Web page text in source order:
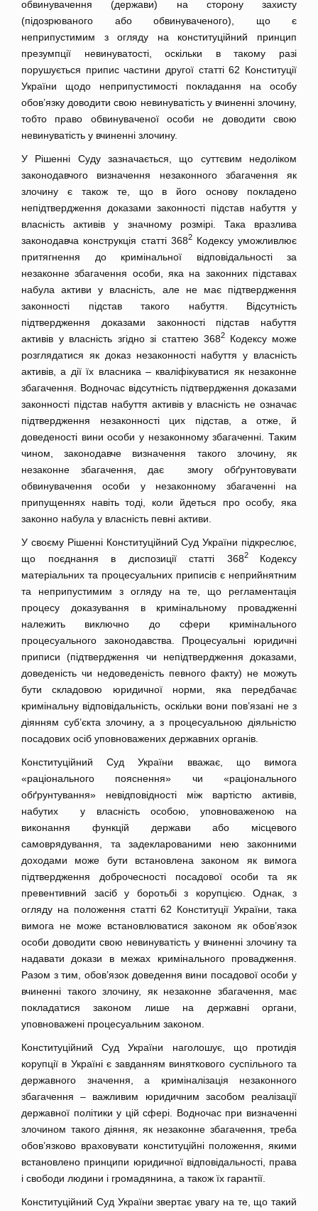
обвинувачення (держави) на сторону захисту
(підозрюваного або обвинуваченого), що є
неприпустимим з огляду на конституційний принцип
презумпції невинуватості, оскільки в такому разі
порушується припис частини другої статті 62 Конституції
України щодо неприпустимості покладання на особу
обов’язку доводити свою невинуватість у вчиненні злочину,
тобто право обвинуваченої особи не доводити свою
невинуватість у вчиненні злочину.
У Рішенні Суду зазначається, що суттєвим недоліком
законодавчого визначення незаконного збагачення як
злочину є також те, що в його основу покладено
непідтвердження доказами законності підстав набуття у
власність активів у значному розмірі. Така вразлива
законодавча конструкція статті 3682 Кодексу уможливлює
притягнення до кримінальної відповідальності за
незаконне збагачення особи, яка на законних підставах
набула активи у власність, але не має підтвердження
законності підстав такого набуття. Відсутність
підтвердження доказами законності підстав набуття
активів у власність згідно зі статтею 3682
Кодексу може
розглядатися як доказ незаконності набуття у власність
активів, а дії їх власника – кваліфікуватися як незаконне
збагачення. Водночас відсутність підтвердження доказами
законності підстав набуття активів у власність не означає
підтвердження незаконності цих підстав, а отже, й
доведеності вини особи у незаконному збагаченні. Таким
чином, законодавче визначення такого злочину, як
незаконне збагачення, дає змогу обґрунтовувати
обвинувачення особи у незаконному збагаченні на
припущеннях навіть тоді, коли йдеться про особу, яка
законно набула у власність певні активи.
У своєму Рішенні Конституційний Суд України підкреслює,
що поєднання в диспозиції статті 3682 Кодексу
матеріальних та процесуальних приписів є неприйнятним
та неприпустимим з огляду на те, що регламентація
процесу доказування в кримінальному провадженні
належить виключно до сфери кримінального
процесуального законодавства. Процесуальні юридичні
приписи (підтвердження чи непідтвердження доказами,
доведеність чи недоведеність певного факту) не можуть
бути складовою юридичної норми, яка передбачає
кримінальну відповідальність, оскільки вони пов’язані не з
діянням суб’єкта злочину, а з процесуальною діяльністю
посадових осіб уповноважених державних органів.
Конституційний Суд України вважає, що вимога
«раціонального пояснення» чи «раціонального
обґрунтування» невідповідності між вартістю активів,
набутих у власність особою, уповноваженою на
виконання функцій держави або місцевого
самоврядування, та задекларованими нею законними
доходами може бути встановлена законом як вимога
підтвердження доброчесності посадової особи та як
превентивний засіб у боротьбі з корупцією. Однак, з
огляду на положення статті 62 Конституції України, така
вимога не може встановлюватися законом як обов’язок
особи доводити свою невинуватість у вчиненні злочину та
надавати докази в межах кримінального провадження.
Разом з тим, обов’язок доведення вини посадової особи у
вчиненні такого злочину, як незаконне збагачення, має
покладатися законом лише на державні органи,
уповноважені процесуальним законом.
Конституційний Суд України наголошує, що протидія
корупції в Україні є завданням виняткового суспільного та
державного значення, а криміналізація незаконного
збагачення – важливим юридичним засобом реалізації
державної політики у цій сфері. Водночас при визначенні
злочином такого діяння, як незаконне збагачення, треба
обов’язково враховувати конституційні положення, якими
встановлено принципи юридичної відповідальності, права
і свободи людини і громадянина, а також їх гарантії.
Конституційний Суд України звертає увагу на те, що такий